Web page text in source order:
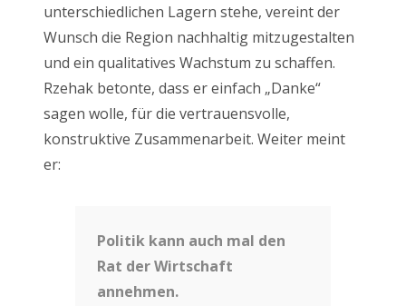
unterschiedlichen Lagern stehe, vereint der
Wunsch die Region nachhaltig mitzugestalten
und ein qualitatives Wachstum zu schaffen.
Rzehak betonte, dass er einfach „Danke“
sagen wolle, für die vertrauensvolle,
konstruktive Zusammenarbeit. Weiter meint
er:
Politik kann auch mal den
Rat der Wirtschaft
annehmen.